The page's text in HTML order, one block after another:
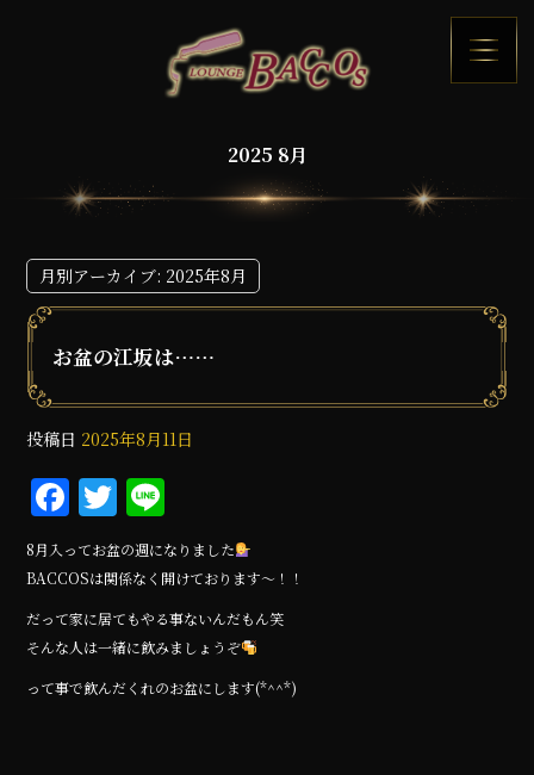
2025 8月
月別アーカイブ: 2025年8月
お盆の江坂は……
投稿日 2025年8月11日
F
a
c
e
b
o
T
w
it
te
r
n
e
8月入ってお盆の週になりました
BACCOSは関係なく開けております〜！！
だって家に居てもやる事ないんだもん笑
そんな人は一緒に飲みましょうぞ
って事で飲んだくれのお盆にします(*^^*)